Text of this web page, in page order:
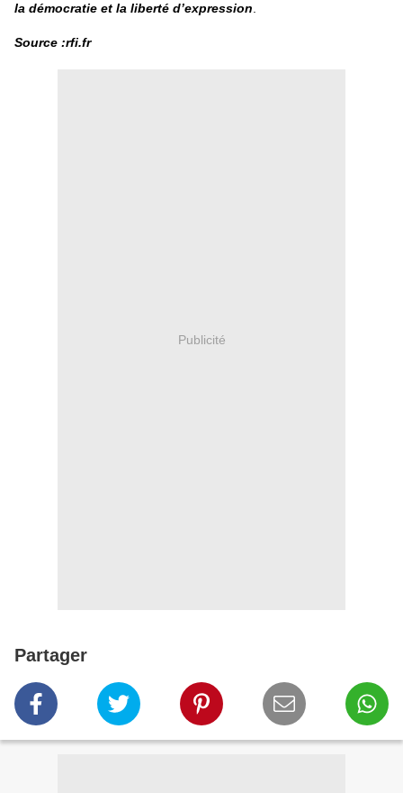
la démocratie et la liberté d’expression
Source :rfi.fr
Publicité
Partager